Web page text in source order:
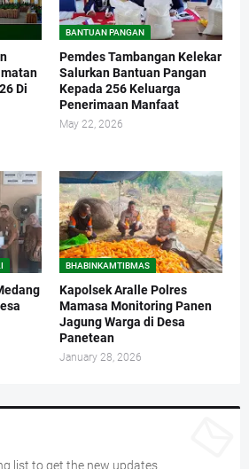
Di
BANTUAN PANGAN
Pemdes Tambangan Kelekar
Salurkan Bantuan Pangan
Kepada 256 Keluarga
Penerimaan Manfaat
May 22, 2026
BHABINKAMTIBMAS
Kapolsek Aralle Polres
Mamasa Monitoring Panen
Jagung Warga di Desa
Panetean
January 28, 2026
list to get the new updates.